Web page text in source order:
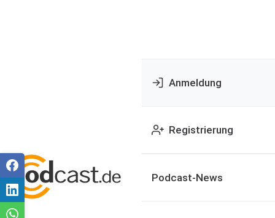
Anmeldung
Registrierung
Podcast-News